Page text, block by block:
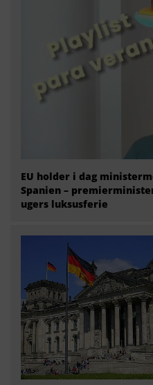
EU holder i dag
Spanien –
ugers luksusferie